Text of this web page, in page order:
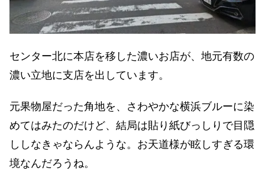
センター北に本店を移した濃いお店が、地元有数の
濃い立地に支店を出しています。
元果物屋だった角地を、さわやかな横浜ブルーに染
めてはみたのだけど、結局は貼り紙びっしりで目隠
ししなきゃならんような。お天道様が眩しすぎる環
境なんだろうね。